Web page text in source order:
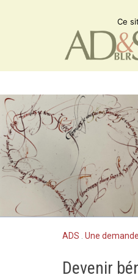
ADS Une
Devenir
Ce